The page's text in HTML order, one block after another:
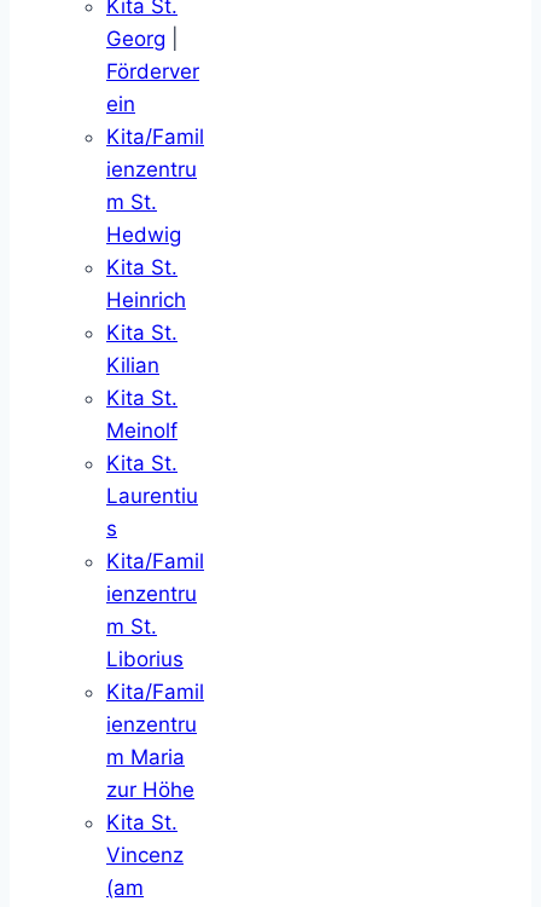
Kita St.
Georg
Förderver
ein
Kita/Famil
ienzentru
m St.
Hedwig
Kita St.
Heinrich
Kita St.
Kilian
Kita St.
Meinolf
Kita St.
Laurentiu
s
Kita/Famil
ienzentru
m St.
Liborius
Kita/Famil
ienzentru
m Maria
zur Höhe
Kita St.
Vincenz
(am